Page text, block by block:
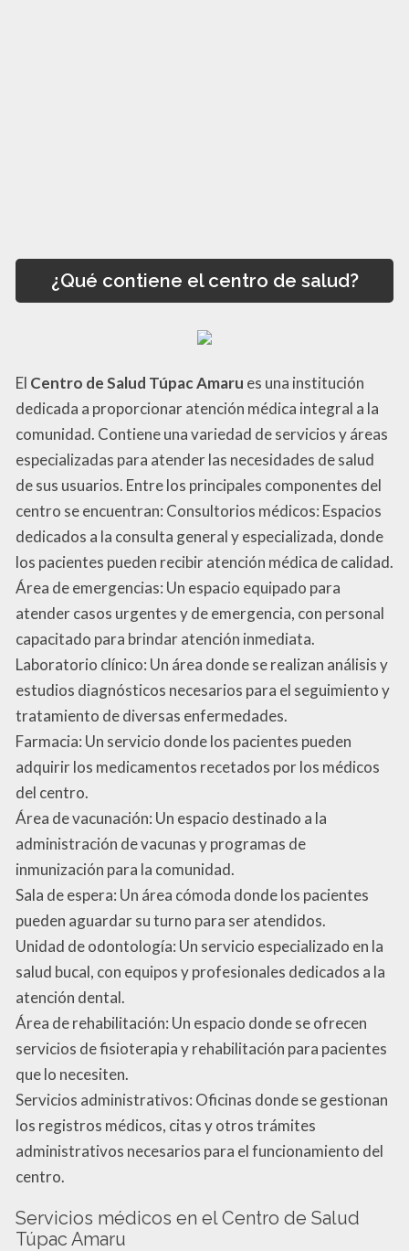
¿Qué contiene el centro de salud?
El Centro de Salud Túpac Amaru es una institución
dedicada a proporcionar atención médica integral a la
comunidad. Contiene una variedad de servicios y áreas
especializadas para atender las necesidades de salud
de sus usuarios. Entre los principales componentes del
centro se encuentran: Consultorios médicos: Espacios
dedicados a la consulta general y especializada, donde
los pacientes pueden recibir atención médica de calidad.
Área de emergencias: Un espacio equipado para
atender casos urgentes y de emergencia, con personal
capacitado para brindar atención inmediata.
Laboratorio clínico: Un área donde se realizan análisis y
estudios diagnósticos necesarios para el seguimiento y
tratamiento de diversas enfermedades.
Farmacia: Un servicio donde los pacientes pueden
adquirir los medicamentos recetados por los médicos
del centro.
Área de vacunación: Un espacio destinado a la
administración de vacunas y programas de
inmunización para la comunidad.
Sala de espera: Un área cómoda donde los pacientes
pueden aguardar su turno para ser atendidos.
Unidad de odontología: Un servicio especializado en la
salud bucal, con equipos y profesionales dedicados a la
atención dental.
Área de rehabilitación: Un espacio donde se ofrecen
servicios de fisioterapia y rehabilitación para pacientes
que lo necesiten.
Servicios administrativos: Oficinas donde se gestionan
los registros médicos, citas y otros trámites
administrativos necesarios para el funcionamiento del
centro.
Servicios médicos en el Centro de Salud
Túpac Amaru